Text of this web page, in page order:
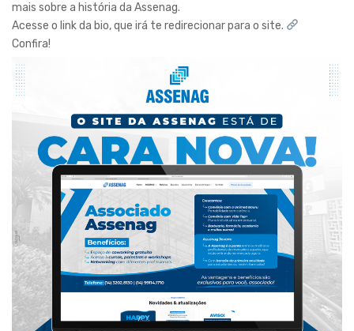
mais sobre a história da Assenag.
Acesse o link da bio, que irá te redirecionar para o site.
Confira!